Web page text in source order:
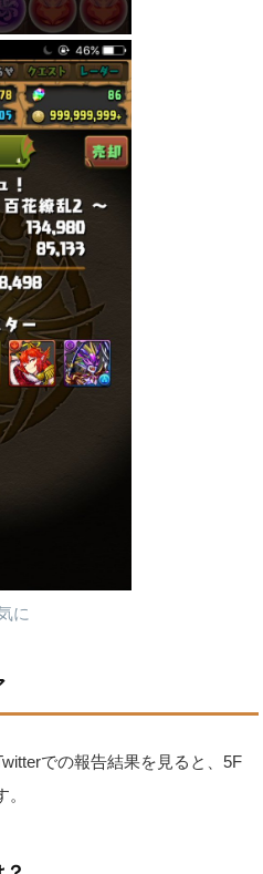
に
での報告結果を見ると、5F